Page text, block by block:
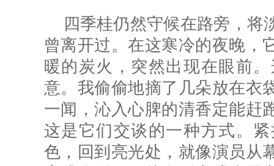
四季桂仍然守候在路旁，将
曾离开过。在这寒冷的夜晚，
暖的炭火，突然出现在眼前
意。我偷偷地摘了几朵放在衣
一闻，沁入心脾的清香定能赶
这是它们交谈的一种方式。
色，回到亮光处，就像演员从